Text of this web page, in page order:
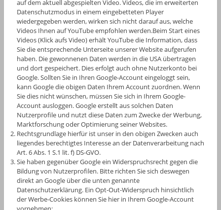
auf dem aktuell abgespielten Video. Videos, die im erweiterten
Datenschutzmodus in einem eingebetteten Player
wiedergegeben werden, wirken sich nicht darauf aus, welche
Videos Ihnen auf YouTube empfohlen werden.Beim Start eines
Videos (Klick aufs Video) erhält YouTube die Information, dass
Sie die entsprechende Unterseite unserer Website aufgerufen
haben. Die gewonnenen Daten werden in die USA übertragen
und dort gespeichert. Dies erfolgt auch ohne Nutzerkonto bei
Google. Sollten Sie in Ihren Google-Account eingeloggt sein,
kann Google die obigen Daten Ihrem Account zuordnen. Wenn
Sie dies nicht wünschen, müssen Sie sich in Ihrem Google-
Account ausloggen. Google erstellt aus solchen Daten
Nutzerprofile und nutzt diese Daten zum Zwecke der Werbung,
Marktforschung oder Optimierung seiner Websites.
Rechtsgrundlage hierfür ist unser in den obigen Zwecken auch
liegendes berechtigtes Interesse an der Datenverarbeitung nach
Art. 6 Abs. 1 S.1 lit. f) DS-GVO.
Sie haben gegenüber Google ein Widerspruchsrecht gegen die
Bildung von Nutzerprofilen. Bitte richten Sie sich deswegen
direkt an Google über die unten genannte
Datenschutzerklärung. Ein Opt-Out-Widerspruch hinsichtlich
der Werbe-Cookies können Sie hier in Ihrem Google-Account